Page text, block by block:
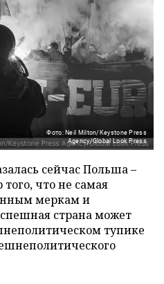
Фото: Neil Milton/Keystone Press
Agency/Global Look Press
сейчас Польша –
что не самая
меркам и
страна может
тупике